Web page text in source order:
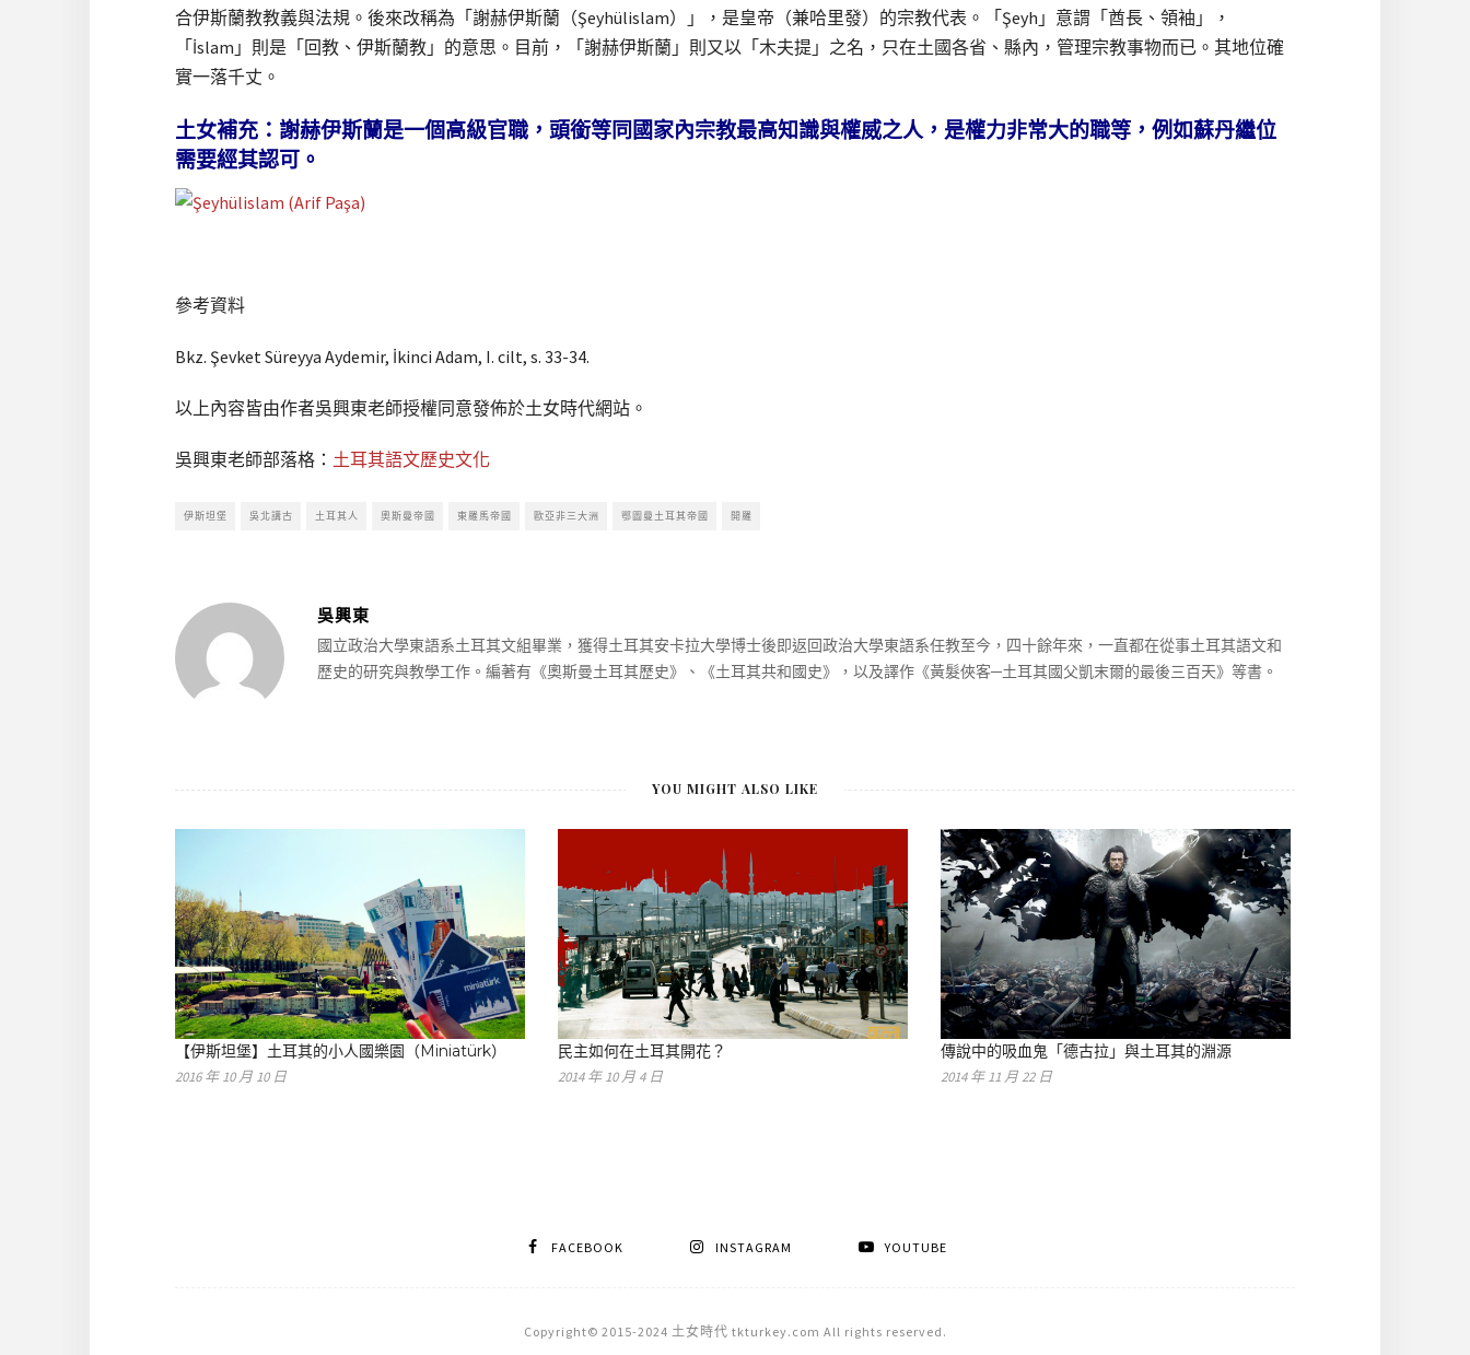
合伊斯蘭教教義與法規。後來改稱為「謝赫伊斯蘭（Şeyhülislam）」，是皇帝（兼哈里發）的宗教代表。「Şeyh」意謂「酋長、領袖」，
「İslam」則是「回教、伊斯蘭教」的意思。目前，「謝赫伊斯蘭」則又以「木夫提」之名，只在土國各省、縣內，管理宗教事物而已。其地位確
實一落千丈。
土女補充：謝赫伊斯蘭是一個高級官職，頭銜等同國家內宗教最高知識與權威之人，是權力非常大的職等，例如蘇丹繼位
需要經其認可。
參考資料
Bkz. Şevket Süreyya Aydemir, İkinci Adam, I. cilt, s. 33-34.
以上內容皆由作者吳興東老師授權同意發佈於土女時代網站。
吳興東老師部落格： 土耳其語文歷史文化
伊斯坦堡 吳北講古 土耳其人 奧斯曼帝國 東羅馬帝國 歐亞非三大洲 鄂圖曼土耳其帝國 開羅
吳興東
國立政治大學東語系土耳其文組畢業，獲得土耳其安卡拉大學博士後即返回政治大學東語系任教至今，四十餘年來，一直都在從事土耳其語文和
歷史的研究與教學工作。編著有《奧斯曼土耳其歷史》、《土耳其共和國史》，以及譯作《黃髮俠客─土耳其國父凱末爾的最後三百天》等書。
YOU MIGHT ALSO LIKE
【伊斯坦堡】土耳其的小人國樂園（Miniatürk）
2016 年 10 月 10 日
民主如何在土耳其開花？
2014 年 10 月 4 日
傳說中的吸血鬼「德古拉」與土耳其的淵源
2014 年 11 月 22 日
FACEBOOK INSTAGRAM YOUTUBE
Copyright© 2015-2024 土女時代 tkturkey.com All rights reserved.